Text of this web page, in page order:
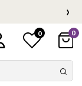
›
0 0